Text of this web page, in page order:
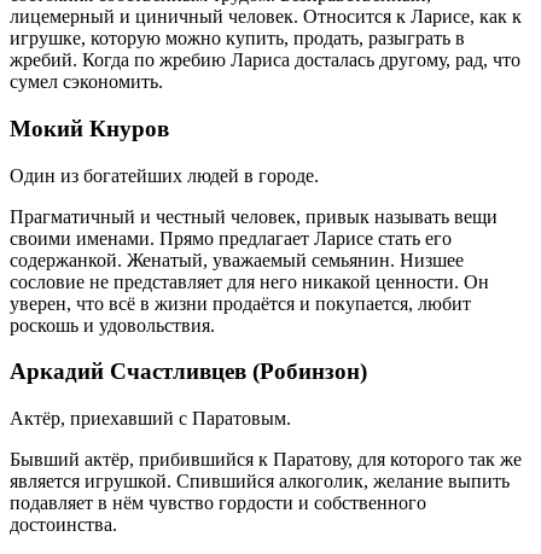
лицемерный и циничный человек. Относится к Ларисе, как к
игрушке, которую можно купить, продать, разыграть в
жребий. Когда по жребию Лариса досталась другому, рад, что
сумел сэкономить.
Мокий Кнуров
Один из богатейших людей в городе.
Прагматичный и честный человек, привык называть вещи
своими именами. Прямо предлагает Ларисе стать его
содержанкой. Женатый, уважаемый семьянин. Низшее
сословие не представляет для него никакой ценности. Он
уверен, что всё в жизни продаётся и покупается, любит
роскошь и удовольствия.
Аркадий Счастливцев (Робинзон)
Актёр, приехавший с Паратовым.
Бывший актёр, прибившийся к Паратову, для которого так же
является игрушкой. Спившийся алкоголик, желание выпить
подавляет в нём чувство гордости и собственного
достоинства.